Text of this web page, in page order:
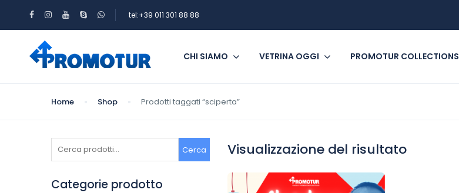
tel:+39 011 301 88 88
CHI SIAMO VETRINA OGGI PROMOTUR COLLECTIONS
Home Shop Prodotti taggati “sciperta”
Cerca
Categorie prodotto
Visualizzazione del risultato